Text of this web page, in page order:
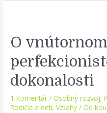
O
dokonalosti
1 Komentár /Osobný rozvoj,
Rodičia a deti,Vzťahy / Od